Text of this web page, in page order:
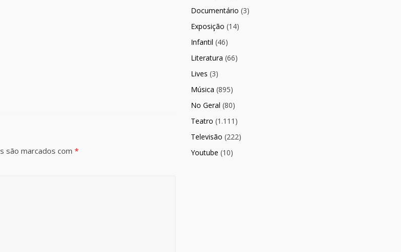
são marcados com *
Documentário (3)
Exposição (14)
Infantil (46)
Literatura (66)
Lives (3)
Música (895)
No Geral (80)
Teatro (1.111)
Televisão (222)
Youtube (10)